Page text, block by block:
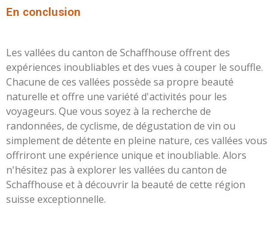
En conclusion
Les vallées du canton de Schaffhouse offrent des
expériences inoubliables et des vues à couper le souffle.
Chacune de ces vallées possède sa propre beauté
naturelle et offre une variété d'activités pour les
voyageurs. Que vous soyez à la recherche de
randonnées, de cyclisme, de dégustation de vin ou
simplement de détente en pleine nature, ces vallées vous
offriront une expérience unique et inoubliable. Alors
n'hésitez pas à explorer les vallées du canton de
Schaffhouse et à découvrir la beauté de cette région
suisse exceptionnelle.